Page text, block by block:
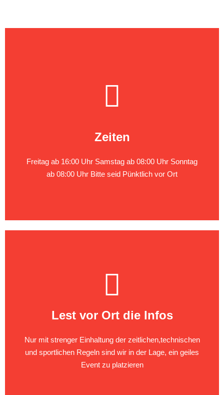
Zeiten
Freitag ab 16:00 Uhr Samstag ab 08:00 Uhr Sonntag
ab 08:00 Uhr Bitte seid Pünktlich vor Ort
Lest vor Ort die Infos
Nur mit strenger Einhaltung der zeitlichen,technischen
und sportlichen Regeln sind wir in der Lage, ein geiles
Event zu platzieren